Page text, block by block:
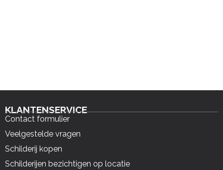
KLANTENSERVICE
Contact formulier
Veelgestelde vragen
Schilderij kopen
Schilderijen bezichtigen op locatie